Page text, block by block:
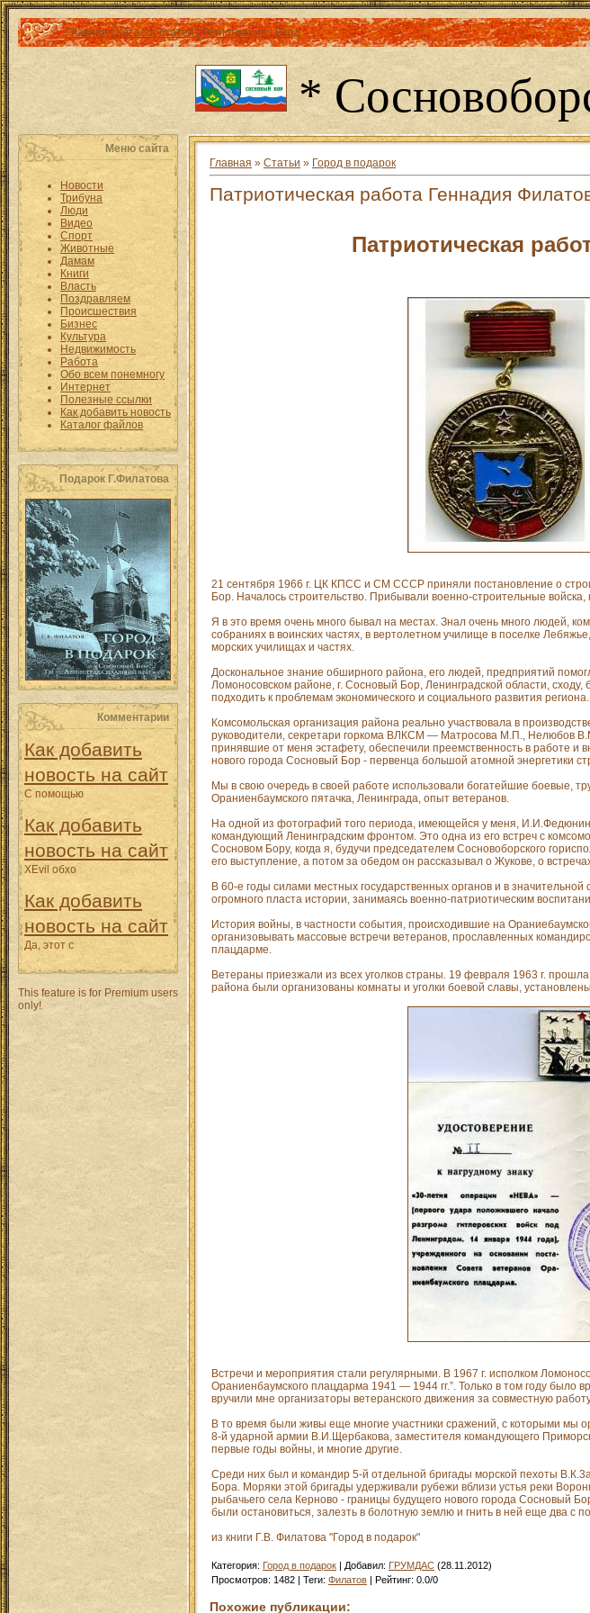
Главная|Каталог статей|Регистрация |Вход
*
Меню сайта
Новости
Трибуна
Люди
Видео
Спорт
Животные
Дамам
Книги
Власть
Поздравляем
Происшествия
Бизнес
Культура
Недвижимость
Работа
Обо всем понемногу
Интернет
Полезные ссылки
Как добавить новость
Каталог файлов
Подарок Г.Филатова
Комментарии
Как добавить
новость на сайт
С помощью
Как добавить
новость на сайт
XEvil обхо
Как добавить
новость на сайт
Да, этот с
This feature is for Premium users
only!
Главная » Статьи » Город в подарок
Патриотическая работа Геннадия
Патриотическая
21 сентября 1966 г. ЦК КПСС и СМ СССР приняли постановление о
Бор. Началось строительство. Прибывали военно-строительные
Я в это время очень много бывал на местах. Знал очень много людей,
собраниях в воинских частях, в вертолетном училище в поселке
морских училищах и частях.
Доскональное знание обширного района, его людей, предприятий
Ломоносовском районе, г. Сосновый Бор, Ленинградской области,
подходить к проблемам экономического и социального развития региона.
Комсомольская организация района реально участвовала в
руководители, секретари горкома ВЛКСМ — Матросова М.П., Нелюбов
принявшие от меня эстафету, обеспечили преемственность в работе и
нового города Сосновый Бор - первенца большой атомной энергетики
Мы в свою очередь в своей работе использовали богатейшие боевые,
Ораниенбаумского пятачка, Ленинграда, опыт ветеранов.
На одной из фотографий того периода, имеющейся у меня,
командующий Ленинградским фронтом. Это одна из его встреч с
Сосновом Бору, когда я, будучи председателем Сосновоборского
его выступление, а потом за обедом он рассказывал о Жукове, о
В 60-е годы силами местных государственных органов и в
огромного пласта истории, занимаясь военно-патриотическим
История войны, в частности события, происходившие на
организовывать массовые встречи ветеранов, прославленных
плацдарме.
Ветераны приезжали из всех уголков страны. 19 февраля 1963 г.
района были организованы комнаты и уголки боевой славы,
Встречи и мероприятия стали регулярными. В 1967 г. исполком
Ораниенбаумского плацдарма 1941 — 1944 гг.”. Только в том году было
вручили мне организаторы ветеранского движения за совместную
В то время были живы еще многие участники сражений, с которыми мы
8-й ударной армии В.И.Щербакова, заместителя командующего
первые годы войны, и многие другие.
Среди них был и командир 5-й отдельной бригады морской пехоты
Бора. Моряки этой бригады удерживали рубежи вблизи устья реки
рыбачьего села Керново - границы будущего нового города Сосновый
были остановиться, залезть в болотную землю и гнить в ней еще два с
из книги Г.В. Филатова "Город в подарок"
Категория: Город в подарок | Добавил: ГРУМДАС (28.11.2012)
Просмотров: 1482 | Теги: Филатов | Рейтинг: 0.0/0
Похожие публикации: